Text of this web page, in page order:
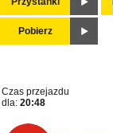
Pobierz
Czas przejazdu
dla: 20:48